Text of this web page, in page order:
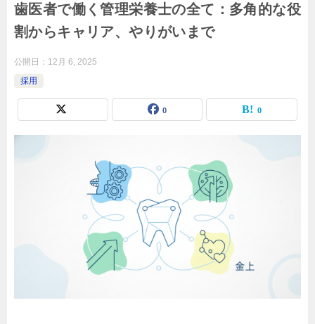
歯医者で働く管理栄養士の全て：多角的な役
割からキャリア、やりがいまで
公開日： 12月 6, 2025
採用
0 0